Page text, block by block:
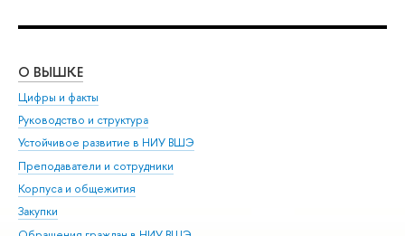
О ВЫШКЕ
Цифры и факты
Руководство и структура
Устойчивое развитие в НИУ ВШЭ
Преподаватели и сотрудники
Корпуса и общежития
Закупки